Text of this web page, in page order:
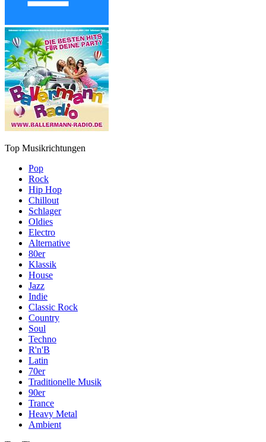
Top Musikrichtungen
Pop
Rock
Hip Hop
Chillout
Schlager
Oldies
Electro
Alternative
80er
Klassik
House
Jazz
Indie
Classic Rock
Country
Soul
Techno
R'n'B
Latin
70er
Traditionelle Musik
90er
Trance
Heavy Metal
Ambient